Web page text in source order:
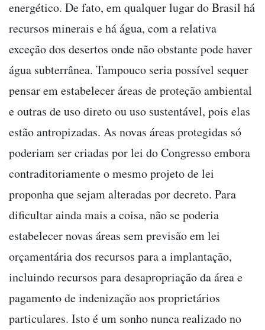
energético. De fato, em qualquer lugar do Brasil há
recursos minerais e há água, com a relativa
exceção dos desertos onde não obstante pode haver
água subterrânea. Tampouco seria possível sequer
pensar em estabelecer áreas de proteção ambiental
e outras de uso direto ou uso sustentável, pois elas
estão antropizadas. As novas áreas protegidas só
poderiam ser criadas por lei do Congresso embora
contraditoriamente o mesmo projeto de lei
proponha que sejam alteradas por decreto. Para
dificultar ainda mais a coisa, não se poderia
estabelecer novas áreas sem previsão em lei
orçamentária dos recursos para a implantação,
incluindo recursos para desapropriação da área e
pagamento de indenização aos proprietários
particulares. Isto é um sonho nunca realizado no